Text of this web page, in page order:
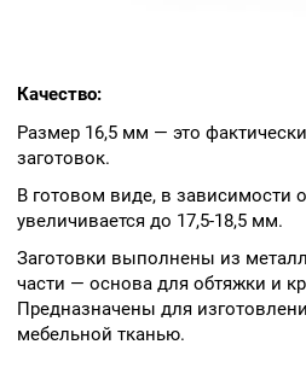
Качество:
Размер 16,5 мм — это
заготовок.
В готовом виде, в зависимости
увеличивается до 17,5-18,5 мм.
Заготовки выполнены из
части — основа для обтяжки и
Предназначены для
мебельной тканью.